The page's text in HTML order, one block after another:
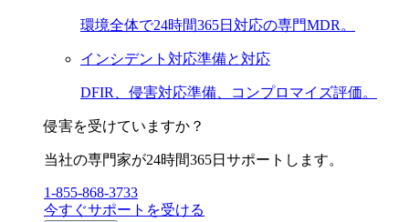
環境全体で24時間365日対応の専門MDR。
インシデント対応準備と対応
DFIR、侵害対応準備、コンプロマイズ評価。
侵害を受けていますか？
当社の専門家が24時間365日サポートします。
1-855-868-3733
今すぐサポートを受ける